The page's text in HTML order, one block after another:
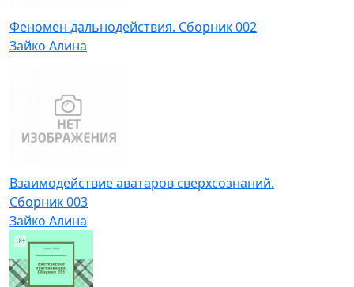
Феномен дальнодействия. Сборник 002
Зайко Алина
Взаимодействие аватаров сверхсознаний.
Сборник 003
Зайко Алина